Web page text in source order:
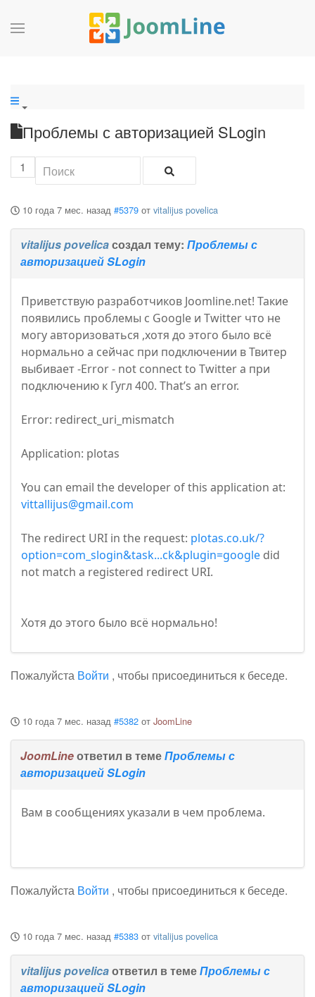
Проблемы с авторизацией SLogin
1
10 года 7 мес. назад #5379 от vitalijus povelica
vitalijus povelicaсоздал тему: Проблемы с
авторизацией SLogin
Приветствую разработчиков Joomline.net! Такие
появились проблемы с Google и Twitter что не
могу авторизоваться ,хотя до этого было всё
нормально а сейчас при подключении в Твитер
выбивает -Error - not connect to Twitter а при
подключению к Гугл 400. That’s an error.
Error: redirect_uri_mismatch
Application: plotas
You can email the developer of this application at:
vittallijus@gmail.com
The redirect URI in the request: plotas.co.uk/?
option=com_slogin&task...ck&plugin=google did
not match a registered redirect URI.
Хотя до этого было всё нормально!
Пожалуйста Войти , чтобы присоединиться к беседе.
10 года 7 мес. назад #5382 от JoomLine
JoomLineответил в темеПроблемы с
авторизацией SLogin
Вам в сообщениях указали в чем проблема.
Пожалуйста Войти , чтобы присоединиться к беседе.
10 года 7 мес. назад #5383 от vitalijus povelica
vitalijus povelicaответил в темеПроблемы с
авторизацией SLogin